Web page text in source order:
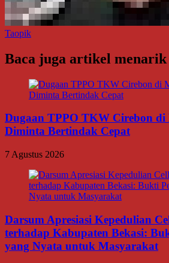
Taopik
Baca juga artikel
Dugaan TPPO TKW Cirebon di
Diminta Bertindak Cepat
7 Agustus 2026
Darsum Apresiasi Kepedulian
terhadap Kabupaten Bekasi:
yang Nyata untuk Masyarakat